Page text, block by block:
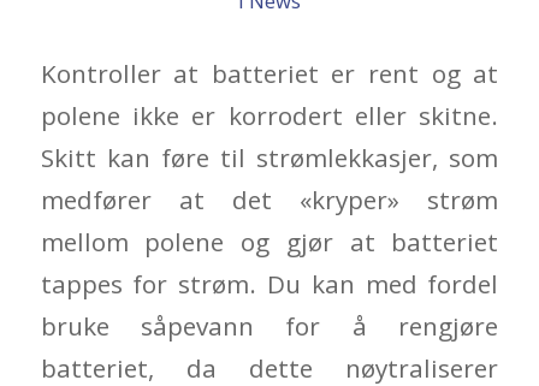
Kontroller at batteriet er rent og at
polene ikke er korrodert eller skitne.
Skitt kan føre til strømlekkasjer, som
medfører at det «kryper» strøm
mellom polene og gjør at batteriet
tappes for strøm. Du kan med fordel
bruke såpevann for å rengjøre
batteriet, da dette nøytraliserer